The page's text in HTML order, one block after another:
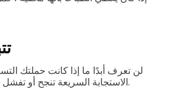
لن تعرف أبدًا ما إذا كانت حملتك
الاستجابة السريعة تنجح أو تفشل إذا لم تتعقب تقدمك.